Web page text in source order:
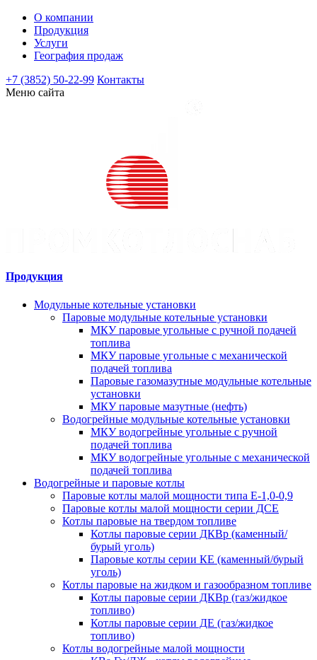
О компании
Продукция
Услуги
География продаж
+7 (3852) 50-22-99 Контакты
Меню сайта
Продукция
Модульные котельные установки
Паровые модульные котельные установки
МКУ паровые угольные с ручной подачей
топлива
МКУ паровые угольные с механической
подачей топлива
Паровые газомазутные модульные котельные
установки
МКУ паровые мазутные (нефть)
Водогрейные модульные котельные установки
МКУ водогрейные угольные с ручной
подачей топлива
МКУ водогрейные угольные с механической
подачей топлива
Водогрейные и паровые котлы
Паровые котлы малой мощности типа Е-1,0-0,9
Паровые котлы малой мощности серии ДСЕ
Котлы паровые на твердом топливе
Котлы паровые серии ДКВр (каменный/
бурый уголь)
Паровые котлы серии КЕ (каменный/бурый
уголь)
Котлы паровые на жидком и газообразном топливе
Котлы паровые серии ДКВр (газ/жидкое
топливо)
Котлы паровые серии ДЕ (газ/жидкое
топливо)
Котлы водогрейные малой мощности